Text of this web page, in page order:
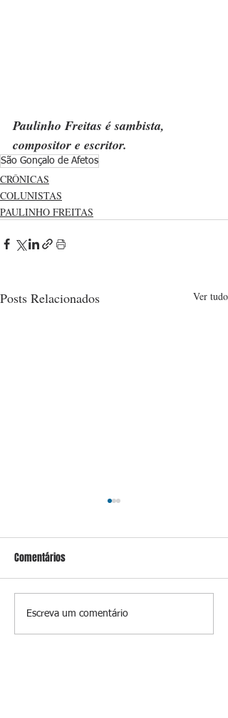
Paulinho Freitas é sambista,
compositor e escritor.
São Gonçalo de Afetos
CRÔNICAS
COLUNISTAS
PAULINHO FREITAS
Posts Relacionados Ver tudo
Comentários
Escreva um comentário